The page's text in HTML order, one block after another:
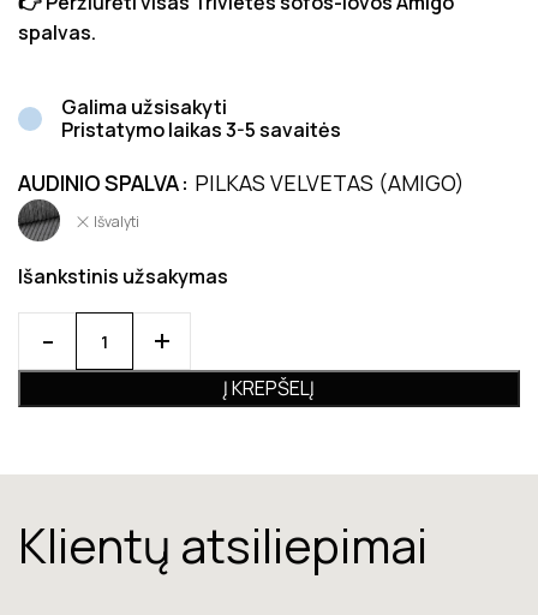
spalvas.
Galima užsisakyti
Pristatymo laikas 3-5 savaitės
AUDINIO SPALVA PILKAS VELVETAS (AMIGO)
Išvalyti
Išankstinis užsakymas
Į KREPŠELĮ
Klientų atsiliepimai